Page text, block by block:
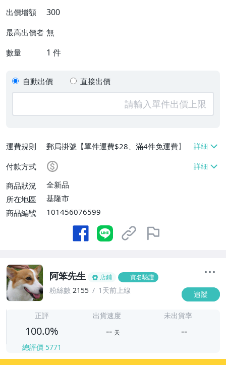
出價增額 300
最高出價者 無
數量 1 件
自動出價 直接出價
運費規則
郵局掛號【單件運費$28、滿4件免運費】
付款方式
商品狀況
全新品
所在地區
基隆市
商品編號
101456076599
阿笨先生 店鋪 實名驗證
粉絲數 2155 1天前上線 追蹤
正評
100.0%
總評價 5771
出貨速度
-- 天
未出貨率
--